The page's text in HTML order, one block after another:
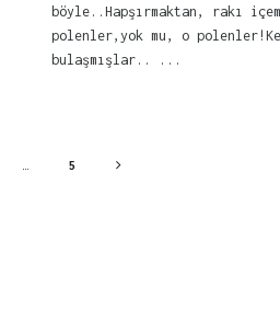
böyle..Hapşırmaktan, rakı
polenler,yok mu, o
bulaşmışlar.. ...
5